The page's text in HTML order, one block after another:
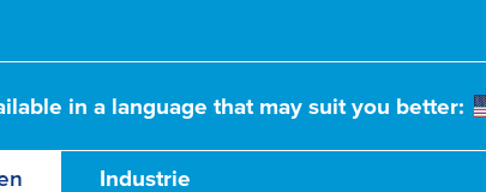
in a language that may suit you better:
Industrie